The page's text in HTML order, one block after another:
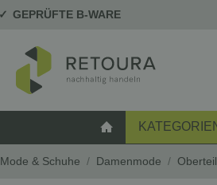
GEPRÜFTE B-WARE
STARTSEITE
Mode & Schuhe / Damenmode /